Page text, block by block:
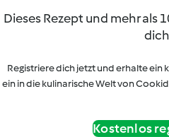
Dieses Rezept und mehr als
Registriere dich jetzt und erhalte ein
ein in die kulinarische Welt von
Kostenlos